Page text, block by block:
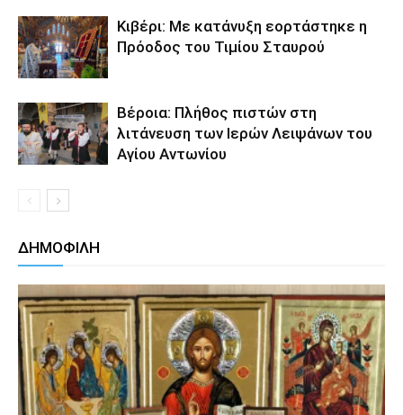
Κιβέρι: Με κατάνυξη εορτάστηκε η
Πρόοδος του Τιμίου Σταυρού
Βέροια: Πλήθος πιστών στη
λιτάνευση των Ιερών Λειψάνων του
Αγίου Αντωνίου
ΔΗΜΟΦΙΛΗ